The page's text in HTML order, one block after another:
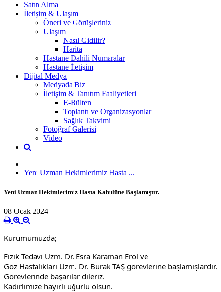
Satın Alma
İletişim & Ulaşım
Öneri ve Görüşleriniz
Ulaşım
Nasıl Gidilir?
Harita
Hastane Dahili Numaralar
Hastane İletişim
Dijital Medya
Medyada Biz
İletişim & Tanıtım Faaliyetleri
E-Bülten
Toplantı ve Organizasyonlar
Sağlık Takvimi
Fotoğraf Galerisi
Video
Yeni Uzman Hekimlerimiz Hasta ...
Yeni Uzman Hekimlerimiz Hasta Kabulüne Başlamıştır.
08 Ocak 2024
Kurumumuzda;
Fizik Tedavi Uzm. Dr. Esra Karaman Erol ve
Göz Hastalıkları Uzm. Dr. Burak TAŞ görevlerine başlamışlardır.
Görevlerinde başarılar dileriz.
Kadirlimize hayırlı uğurlu olsun.